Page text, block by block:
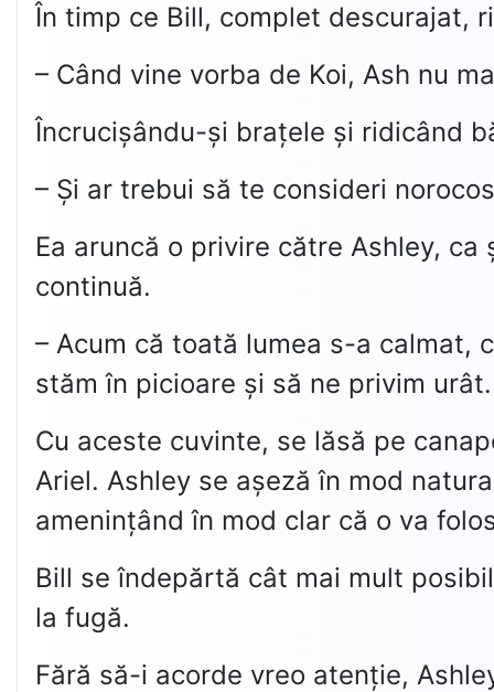
În timp ce Bill, complet descurajat,
– Când vine vorba de Koi, Ash nu
Încrucișându-și brațele și ridicând
– Și ar trebui să te consideri
Ea aruncă o privire către Ashley,
continuă.
– Acum că toată lumea s-a calmat,
stăm în picioare și să ne privim urât.
Cu aceste cuvinte, se lăsă pe
Ariel. Ashley se așeză în mod
amenințând în mod clar că o va
Bill se îndepărtă cât mai mult
la fugă.
Fără să-i acorde vreo atenție,